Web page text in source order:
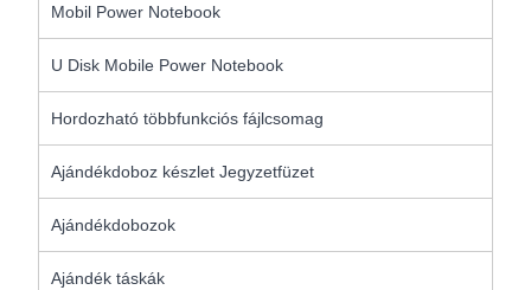
Mobil Power Notebook
U Disk Mobile Power Notebook
Hordozható többfunkciós fájlcsomag
Ajándékdoboz készlet Jegyzetfüzet
Ajándékdobozok
Ajándék táskák